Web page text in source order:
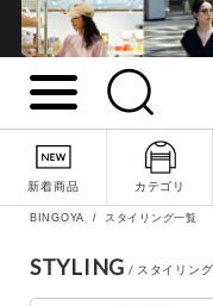
新着商品 カテゴリ
BINGOYA スタイリング一覧
STYLING